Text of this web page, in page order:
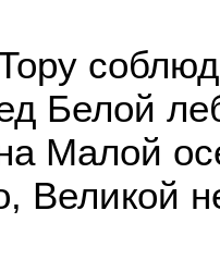
Белой
Малой
Великой